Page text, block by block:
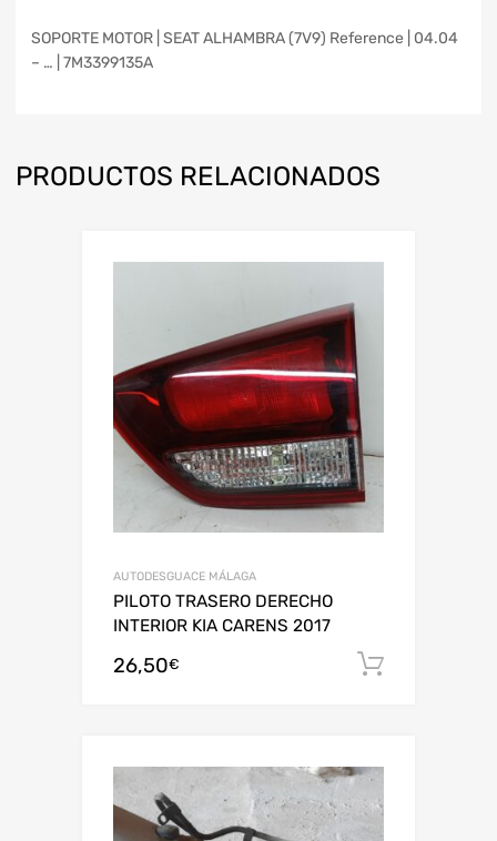
SOPORTE MOTOR | SEAT ALHAMBRA (7V9) Reference | 04.04
– … | 7M3399135A
PRODUCTOS RELACIONADOS
AUTODESGUACE MÁLAGA
PILOTO TRASERO DERECHO
INTERIOR KIA CARENS 2017
26,50€